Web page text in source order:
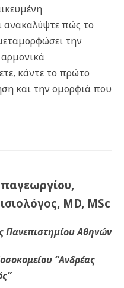
ανακαλύψτε πώς το
την
κάντε το πρώτο
και την ομορφιά που
MD, MSc
Πανεπιστημίου Αθηνών
“Ανδρέας